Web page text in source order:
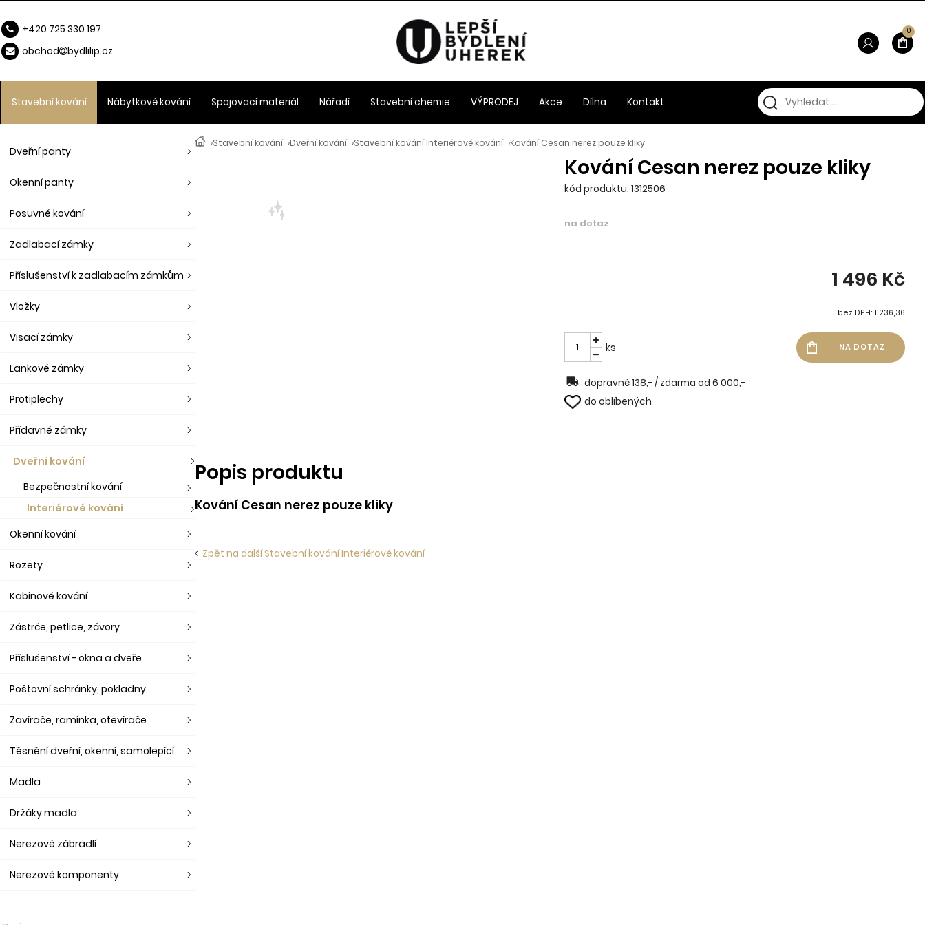
›Stavební kování ›Dveřní kování ›Stavební kování Interiérové kování ›Kování Cesan nerez pouze kliky
Kování Cesan nerez pouze kliky
kód produktu: 1312506
na dotaz
1 496 Kč
bez DPH: 1 236,36
ks
dopravné 138,- / zdarma od 6 000,-
do oblíbených
Popis produktu
Kování Cesan nerez pouze kliky
Zpět na další Stavební kování Interiérové kování
Dveřní panty
Okenní panty
Posuvné kování
Zadlabací zámky
Příslušenství k zadlabacím zámkům
Vložky
Visací zámky
Lankové zámky
Protiplechy
Přídavné zámky
Dveřní kování
Bezpečnostní kování
Interiérové kování
Okenní kování
Rozety
Kabinové kování
Zástrče, petlice, závory
Příslušenství - okna a dveře
Poštovní schránky, pokladny
Zavírače, ramínka, otevírače
Těsnění dveřní, okenní, samolepící
Madla
Držáky madla
Nerezové zábradlí
Nerezové komponenty
Stavební kování Nábytkové kování Spojovací materiál Nářadí Stavební chemie VÝPRODEJ Akce Dílna Kontakt
0
+420 725 330 197
obchod
bydlilip.cz